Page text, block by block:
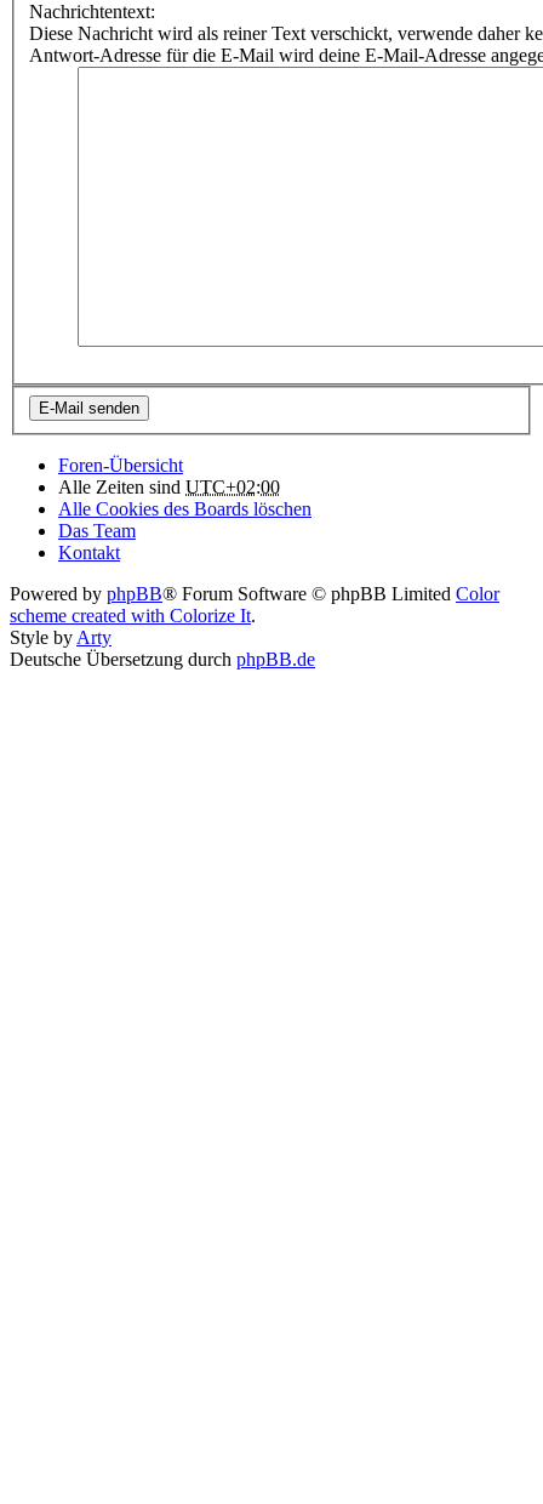
Nachrichtentext:
Diese Nachricht wird als reiner Text verschickt, verwende daher
Antwort-Adresse für die E-Mail wird deine E-Mail-Adresse
Foren-Übersicht
Alle Zeiten sind UTC+02:00
Alle Cookies des Boards löschen
Das Team
Kontakt
Powered by phpBB® Forum Software © phpBB Limited Color
scheme created with Colorize It.
Style by Arty
Deutsche Übersetzung durch phpBB.de